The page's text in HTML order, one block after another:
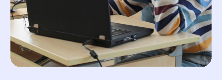
4МАМА — магазин для будущих
и молодых родителей, где
выбор товаров для малыша
основан на реальном опыте.
Более 8 лет здесь отбирают